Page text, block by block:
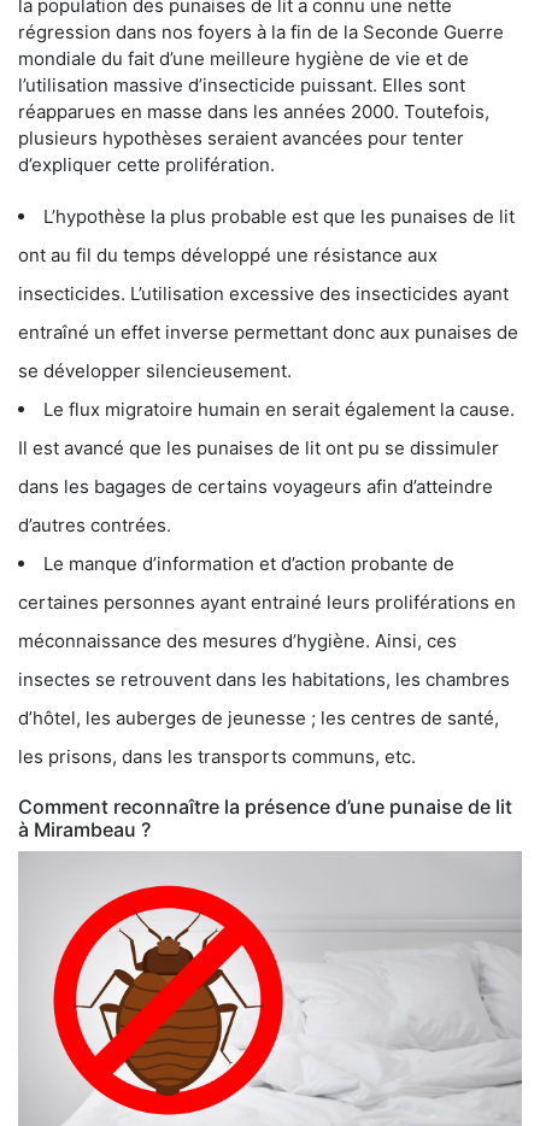
la population des punaises de lit a connu une nette
régression dans nos foyers à la fin de la Seconde Guerre
mondiale du fait d’une meilleure hygiène de vie et de
l’utilisation massive d’insecticide puissant. Elles sont
réapparues en masse dans les années 2000. Toutefois,
plusieurs hypothèses seraient avancées pour tenter
d’expliquer cette prolifération.
L’hypothèse la plus probable est que les punaises de lit
ont au fil du temps développé une résistance aux
insecticides. L’utilisation excessive des insecticides ayant
entraîné un effet inverse permettant donc aux punaises de
se développer silencieusement.
Le flux migratoire humain en serait également la cause.
Il est avancé que les punaises de lit ont pu se dissimuler
dans les bagages de certains voyageurs afin d’atteindre
d’autres contrées.
Le manque d’information et d’action probante de
certaines personnes ayant entrainé leurs proliférations en
méconnaissance des mesures d’hygiène. Ainsi, ces
insectes se retrouvent dans les habitations, les chambres
d’hôtel, les auberges de jeunesse ; les centres de santé,
les prisons, dans les transports communs, etc.
Comment reconnaître la présence d’une punaise de lit
à Mirambeau ?